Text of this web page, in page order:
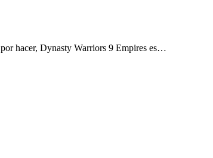
hacer, Dynasty Warriors 9 Empires es…